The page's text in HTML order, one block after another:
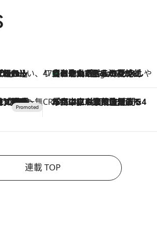
ル（Michiru assiette dessert）」 47都道府県の手みやげ ひんやりスイーツで夏を満喫
8 Hours Ago
【和歌山県】この夏絶対食べたい 冷やしておいしいおやつ3選 みかんがごろっと丸ごと入ったジュレ
発見が待つ場所へ
暑地「星野温泉 トンボの湯」で体験 CREA'S CHOICE
2026.8.7
「立川にも歌舞伎があるんだよ」 片岡仁左衛門・市川中車ら豪華座組みで4年目の立川立飛歌舞伎へ
連載 TOP